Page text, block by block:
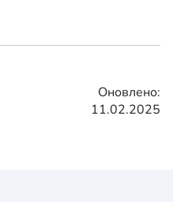
Оновлено:
11.02.2025